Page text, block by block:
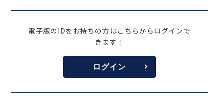
電子版のIDをお持ちの方はこちらからログインで
きます！
ログイン